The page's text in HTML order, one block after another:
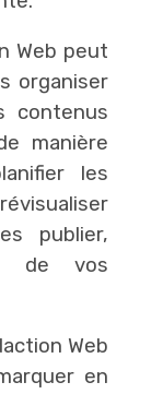
Web peut
organiser
contenus
manière
les
publier,
de vos
Web
en